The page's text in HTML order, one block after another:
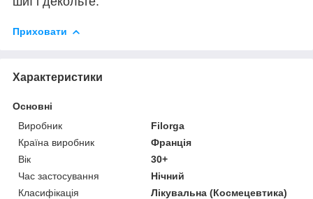
Приховати
Характеристики
Основні
Виробник
Filorga
Країна виробник
Франція
Вік
30+
Час застосування
Нічний
Класифікація
Лікувальна (Космецевтика)